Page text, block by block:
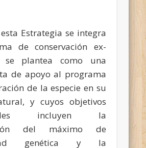
Estrategia se integra
de conservación ex-
plantea como una
de apoyo al programa
de la especie en su
y cuyos objetivos
incluyen la
del máximo de
genética y la